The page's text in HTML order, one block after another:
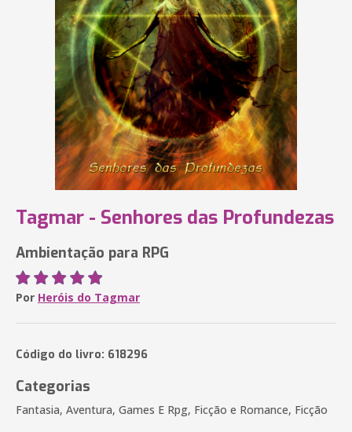
Tagmar - Senhores das Profundezas
Ambientação para RPG
Por Heróis do Tagmar
Código do livro: 618296
Categorias
Fantasia, Aventura, Games E Rpg, Ficção e Romance, Ficção